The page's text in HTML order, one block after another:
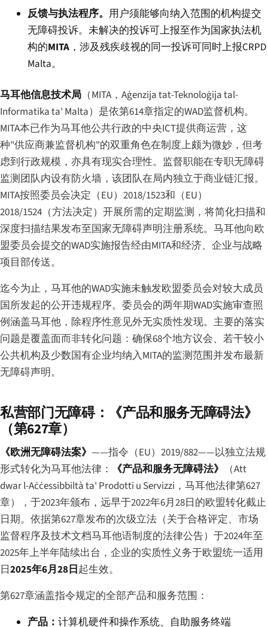
反馈与执法程序。 用户须能够向纳入范围的机构提交
无障碍投诉。未解决的投诉可上报至作为国家执法机
构的MITA ，涉及残疾歧视的同一投诉可同时上报CRPD
Malta。
马耳他信息技术局 （MITA， Aġenzija tat-Teknoloġija tal-
Informatika ta' Malta）是依第614章指定的WAD监督机构。
MITA本已作为马耳他公共行政的中央ICT提供商运营，这
种"供应商兼监督机构"的双重角色在制度上颇为微妙，但考
虑到行政规模，亦具有现实合理性。监督职能在专职无障碍
监测团队内设有防火墙，该团队在局内独立于商业链汇报。
MITA按照委员会决定（EU）2018/1523和（EU）
2018/1524（方法决定）开展所需的定期监测，将简化扫描和
深度扫描结果发布至国家无障碍声明注册系统。马耳他向欧
盟委员会提交的WAD实施报告经由MITA和经济、企业与战略
项目部传送。
迄今为止，马耳他的WAD实施未触发欧盟委员会对较大成员
国所发起的公开违规程序。委员会的两年期WAD实施审查照
例涵盖马耳他，除程序性意见外无实质性发现。主要的落实
问题是覆盖面而非转化问题：确保68个地方议会、若干较小
公共机构及少数国有企业均纳入MITA的监测范围并发布最新
无障碍声明。
私营部门无障碍：《产品和服务无障碍法》
（第627章）
《欧洲无障碍法案》 ——指令（EU）2019/882——以独立法规
形式转化为马耳他法律：
《产品和服务无障碍法》 （Att
dwar l-Aċċessibbiltà ta' Prodotti u Servizzi ，马耳他法律第627
章），于2023年颁布，远早于2022年6月28日的欧盟转化截止
日期。依据第627章发布的次级立法（关于合格评定、市场
监督程序及技术文档马耳他语制度的法律公告）于2024年至
2025年上半年陆续出台，企业的实质性义务于欧盟统一适用
日2025年6月28日起生效。
第627章涵盖指令规定的全部产品和服务范围：
产品：计算机硬件和操作系统、自助服务终端